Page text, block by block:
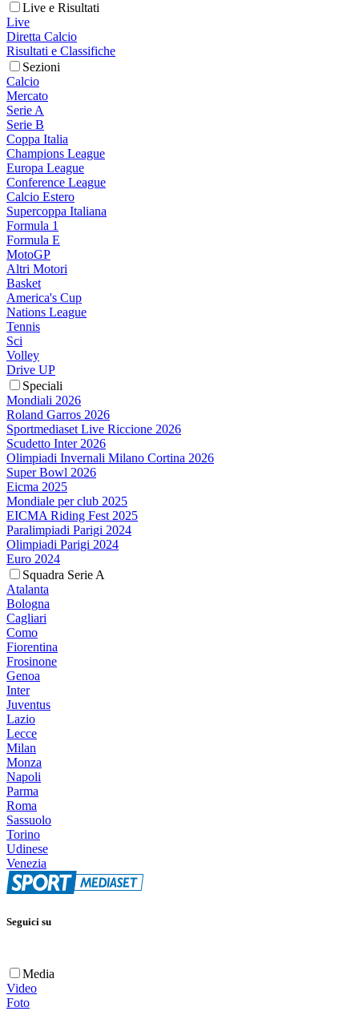
Live e Risultati
Live
Diretta Calcio
Risultati e Classifiche
Sezioni
Calcio
Mercato
Serie A
Serie B
Coppa Italia
Champions League
Europa League
Conference League
Calcio Estero
Supercoppa Italiana
Formula 1
Formula E
MotoGP
Altri Motori
Basket
America's Cup
Nations League
Tennis
Sci
Volley
Drive UP
Speciali
Mondiali 2026
Roland Garros 2026
Sportmediaset Live Riccione 2026
Scudetto Inter 2026
Olimpiadi Invernali Milano Cortina 2026
Super Bowl 2026
Eicma 2025
Mondiale per club 2025
EICMA Riding Fest 2025
Paralimpiadi Parigi 2024
Olimpiadi Parigi 2024
Euro 2024
Squadra Serie A
Atalanta
Bologna
Cagliari
Como
Fiorentina
Frosinone
Genoa
Inter
Juventus
Lazio
Lecce
Milan
Monza
Napoli
Parma
Roma
Sassuolo
Torino
Udinese
Venezia
Seguici su
Media
Video
Foto